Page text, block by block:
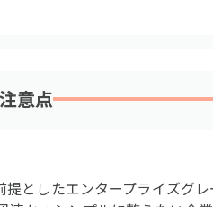
注意点
としたエンタープライズグ